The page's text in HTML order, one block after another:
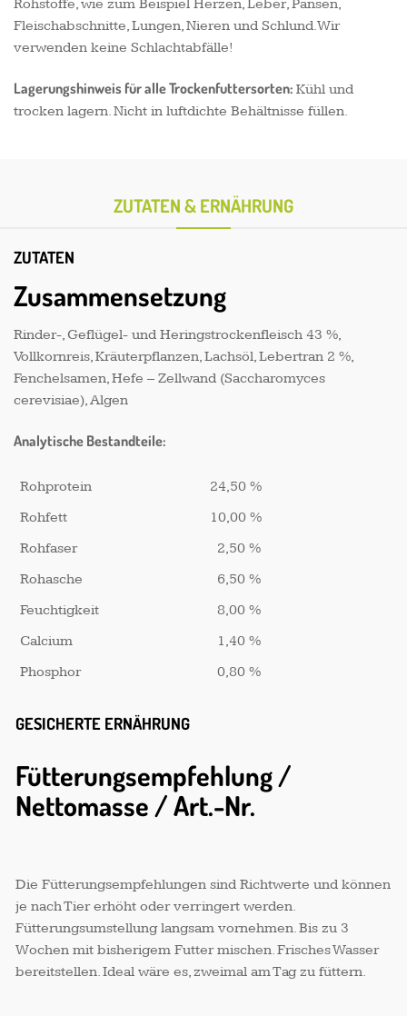
Rohstoffe, wie zum Beispiel Herzen, Leber, Pansen,
Fleischabschnitte, Lungen, Nieren und Schlund. Wir
verwenden keine Schlachtabfälle!
Lagerungshinweis für alle Trockenfuttersorten: Kühl und
trocken lagern. Nicht in luftdichte Behältnisse füllen.
ZUTATEN & ERNÄHRUNG
ZUTATEN
Zusammensetzung
Rinder-, Geflügel- und Heringstrockenfleisch 43 %,
Vollkornreis, Kräuterpflanzen, Lachsöl, Lebertran 2 %,
Fenchelsamen, Hefe – Zellwand (Saccharomyces
cerevisiae), Algen
Analytische Bestandteile:
Rohprotein
24,50 %
Rohfett
10,00 %
Rohfaser
2,50 %
Rohasche
6,50 %
Feuchtigkeit
8,00 %
Calcium
1,40 %
Phosphor
0,80 %
GESICHERTE ERNÄHRUNG
Fütterungsempfehlung /
Nettomasse / Art.-Nr.
Die Fütterungsempfehlungen sind Richtwerte und können
je nach Tier erhöht oder verringert werden.
Fütterungsumstellung langsam vornehmen. Bis zu 3
Wochen mit bisherigem Futter mischen. Frisches Wasser
bereitstellen. Ideal wäre es, zweimal am Tag zu füttern.